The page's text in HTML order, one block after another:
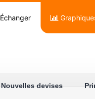
Échanger
Nouvelles devises